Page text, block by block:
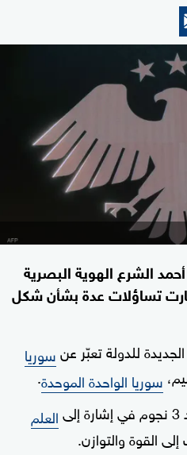
الشرع الهوية البصرية
تساؤلات عدة بشأن شكل
للدولة تعبّر عنسوريا
سوريا الواحدة الموحدة.
العلم
إلى القوة والتوازن.